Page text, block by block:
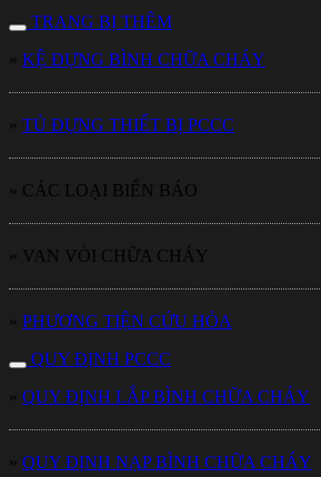
TRANG BỊ THÊM
» KỆ ĐỰNG BÌNH CHỮA CHÁY
» TỦ ĐỰNG THIẾT BỊ PCCC
» CÁC LOẠI BIỂN BÁO
» VAN VÒI CHỮA CHÁY
» PHƯƠNG TIỆN CỨU HỎA
QUY ĐỊNH PCCC
» QUY ĐỊNH LẮP BÌNH CHỮA CHÁY
» QUY ĐỊNH NẠP BÌNH CHỮA CHÁY